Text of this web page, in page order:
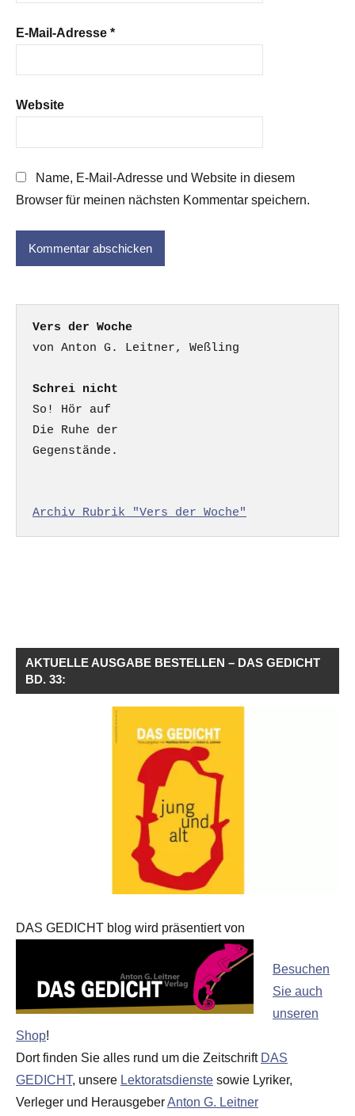
E-Mail-Adresse *
Website
Name, E-Mail-Adresse und Website in diesem
Browser für meinen nächsten Kommentar speichern.
Vers der Woche
Schrei nicht
So! Hör auf
Die Ruhe der
Gegenstände.
Archiv Rubrik "Vers der Woche"
AKTUELLE AUSGABE BESTELLEN – DAS GEDICHT
BD. 33:
DAS GEDICHT blog wird präsentiert von
Besuchen
Sie auch
unseren
Shop!
Dort finden Sie alles rund um die Zeitschrift DAS
GEDICHT, unsere Lektoratsdienste sowie Lyriker,
Verleger und HerausgeberAnton G. Leitner